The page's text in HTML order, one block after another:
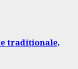
tradiționale,